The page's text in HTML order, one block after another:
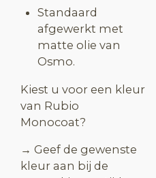
Standaard
afgewerkt met
matte olie van
Osmo.
Kiest u voor een kleur
van Rubio
Monocoat?
→ Geef de gewenste
kleur aan bij de